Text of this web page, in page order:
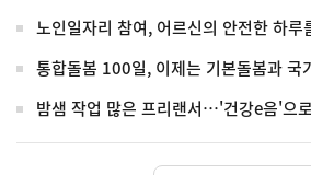
노인일자리 참여, 어르신의 안전한 하루
통합돌봄 100일, 이제는 기본돌봄과 국
밤샘 작업 많은 프리랜서…'건강e음'으로 5